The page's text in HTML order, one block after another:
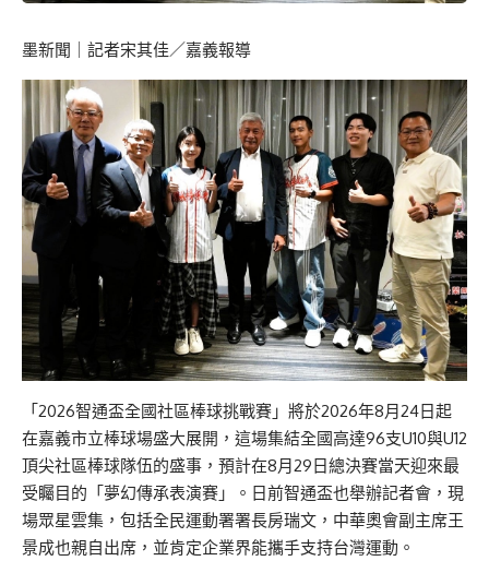
墨新聞 ｜記者宋其佳／嘉義報導
「2026智通盃全國社區棒球挑戰賽」將於2026年8月24日起
在嘉義市立棒球場盛大展開，這場集結全國高達96支U10與U12
頂尖社區棒球隊伍的盛事，預計在8月29日總決賽當天迎來最
受矚目的「夢幻傳承表演賽」。 日前智通盃也舉辦記者會，現
場眾星雲集，包括全民運動署署長房瑞文，中華奧會副主席王
景成也親自出席，並肯定企業界能攜手支持台灣運動。